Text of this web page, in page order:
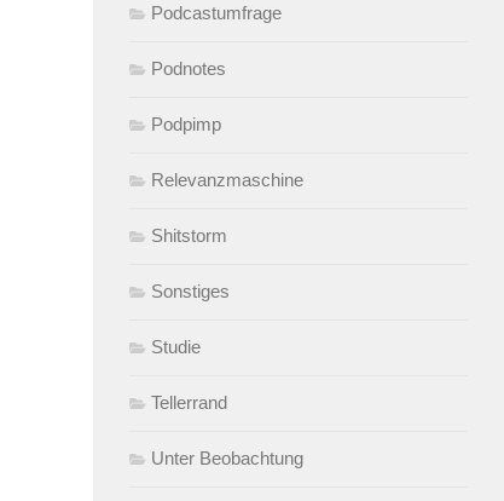
Podcastumfrage
Podnotes
Podpimp
Relevanzmaschine
Shitstorm
Sonstiges
Studie
Tellerrand
Unter Beobachtung